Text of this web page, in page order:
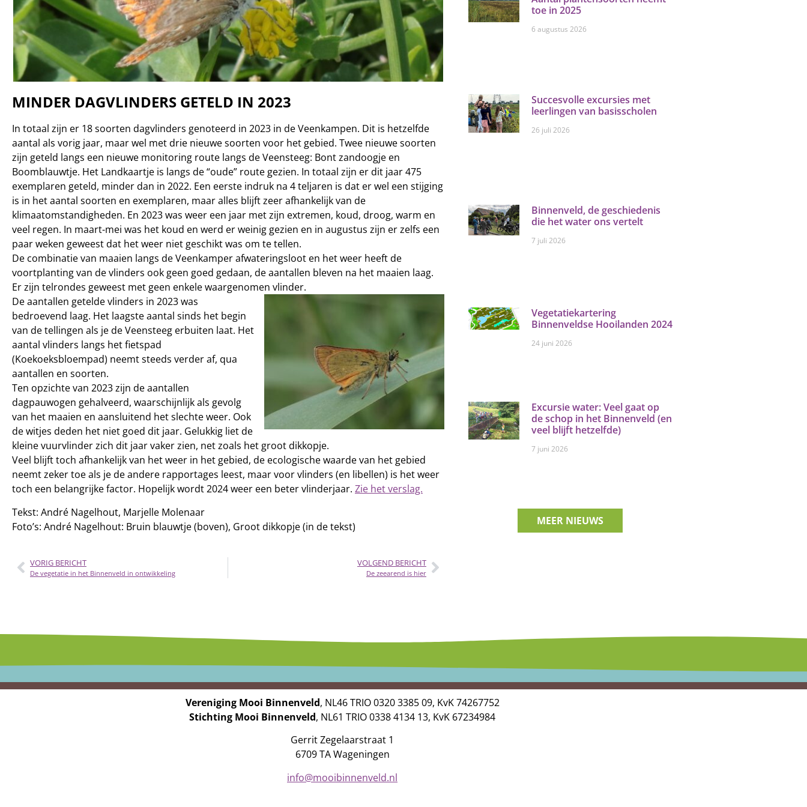
MINDER DAGVLINDERS GETELD IN 2023
In totaal zijn er 18 soorten dagvlinders genoteerd in 2023 in de Veenkampen. Dit is hetzelfde
aantal als vorig jaar, maar wel met drie nieuwe soorten voor het gebied. Twee nieuwe soorten
zijn geteld langs een nieuwe monitoring route langs de Veensteeg: Bont zandoogje en
Boomblauwtje. Het Landkaartje is langs de “oude” route gezien. In totaal zijn er dit jaar 475
exemplaren geteld, minder dan in 2022. Een eerste indruk na 4 teljaren is dat er wel een stijging
is in het aantal soorten en exemplaren, maar alles blijft zeer afhankelijk van de
klimaatomstandigheden. En 2023 was weer een jaar met zijn extremen, koud, droog, warm en
veel regen. In maart-mei was het koud en werd er weinig gezien en in augustus zijn er zelfs een
paar weken geweest dat het weer niet geschikt was om te tellen.
De combinatie van maaien langs de Veenkamper afwateringsloot en het weer heeft de
voortplanting van de vlinders ook geen goed gedaan, de aantallen bleven na het maaien laag.
Er zijn telrondes geweest met geen enkele waargenomen vlinder.
De aantallen getelde vlinders in 2023 was
bedroevend laag. Het laagste aantal sinds het begin
van de tellingen als je de Veensteeg erbuiten laat. Het
aantal vlinders langs het fietspad
(Koekoeksbloempad) neemt steeds verder af, qua
aantallen en soorten.
Ten opzichte van 2023 zijn de aantallen
dagpauwogen gehalveerd, waarschijnlijk als gevolg
van het maaien en aansluitend het slechte weer. Ook
de witjes deden het niet goed dit jaar. Gelukkig liet de
kleine vuurvlinder zich dit jaar vaker zien, net zoals het groot dikkopje.
Veel blijft toch afhankelijk van het weer in het gebied, de ecologische waarde van het gebied
neemt zeker toe als je de andere rapportages leest, maar voor vlinders (en libellen) is het weer
toch een belangrijke factor. Hopelijk wordt 2024 weer een beter vlinderjaar. Zie het verslag.
Tekst: André Nagelhout, Marjelle Molenaar
Foto’s: André Nagelhout: Bruin blauwtje (boven), Groot dikkopje (in de tekst)
VORIG BERICHT
De vegetatie in het Binnenveld in ontwikkeling
VOLGEND BERICHT
De zeearend is hier
toe in 2025
6 augustus 2026
Succesvolle excursies met
leerlingen van basisscholen
26 juli 2026
Binnenveld, de geschiedenis
die het water ons vertelt
7 juli 2026
Vegetatiekartering
Binnenveldse Hooilanden 2024
24 juni 2026
Excursie water: Veel gaat op
de schop in het Binnenveld (en
veel blijft hetzelfde)
7 juni 2026
MEER NIEUWS
Vereniging Mooi Binnenveld, NL46 TRIO 0320 3385 09, KvK 74267752
Stichting Mooi Binnenveld, NL61 TRIO 0338 4134 13, KvK 67234984
Gerrit Zegelaarstraat 1
6709 TA Wageningen
info@mooibinnenveld.nl